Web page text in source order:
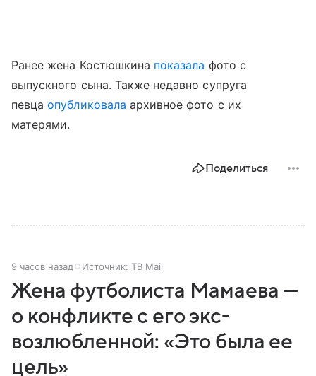
Ранее жена Костюшкина показала фото с
выпускного сына. Также недавно супруга
певцаопубликовала архивное фото с их
матерями.
Поделиться
9 часов назад Источник: ТВ Mail
Жена футболиста Мамаева —
о конфликте с его экс-
возлюбленной: «Это была ее
цель»